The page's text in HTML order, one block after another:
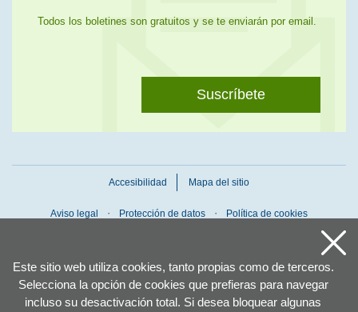
Este sitio web utiliza cookies, tanto propias como de terceros.
Selecciona la opción de cookies que prefieras para navegar
incluso su desactivación total. Si desea bloquear algunas
Todos los boletines son gratuitos y se te enviarán por email.
Suscríbete
Accesibilidad Mapa del sitio
Aviso legal Protección de datos Política de cookies